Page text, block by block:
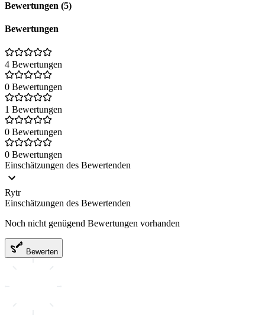
Bewertungen (5)
Bewertungen
4 Bewertungen
0 Bewertungen
1 Bewertungen
0 Bewertungen
0 Bewertungen
Einschätzungen des Bewertenden
Rytr
Einschätzungen des Bewertenden
Noch nicht genügend Bewertungen vorhanden
Bewerten